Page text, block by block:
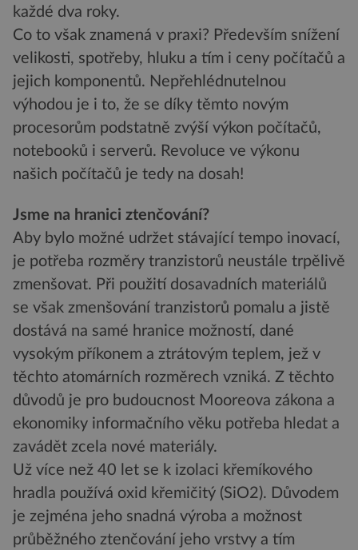
každé dva roky.
Co to však znamená v praxi? Především snížení
velikosti, spotřeby, hluku a tím i ceny počítačů a
jejich komponentů. Nepřehlédnutelnou
výhodou je i to, že se díky těmto novým
procesorům podstatně zvýší výkon počítačů,
notebooků i serverů. Revoluce ve výkonu
našich počítačů je tedy na dosah!
Jsme na hranici ztenčování?
Aby bylo možné udržet stávající tempo inovací,
je potřeba rozměry tranzistorů neustále trpělivě
zmenšovat. Při použití dosavadních materiálů
se však zmenšování tranzistorů pomalu a jistě
dostává na samé hranice možností, dané
vysokým příkonem a ztrátovým teplem, jež v
těchto atomárních rozměrech vzniká. Z těchto
důvodů je pro budoucnost Mooreova zákona a
ekonomiky informačního věku potřeba hledat a
zavádět zcela nové materiály.
Už více než 40 let se k izolaci křemíkového
hradla používá oxid křemičitý (SiO2). Důvodem
je zejména jeho snadná výroba a možnost
průběžného ztenčování jeho vrstvy a tím